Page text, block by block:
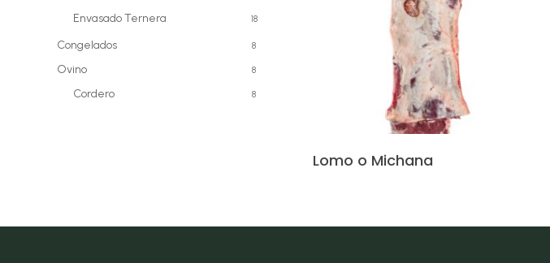
Envasado Ternera 18
Congelados 8
Ovino 8
Cordero 8
Lomo o Michana